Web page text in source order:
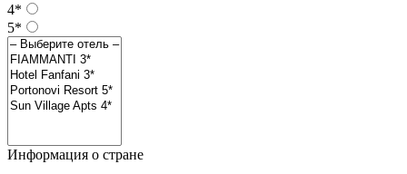
4*
5*
Информация о стране